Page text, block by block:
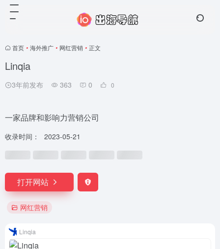
首页 • 海外推广 • 网红营销 • 正文
Linqia
3年前发布 363 0 0
一家品牌和影响力营销公司
收录时间： 2023-05-21
打开网站
网红营销
Linqia